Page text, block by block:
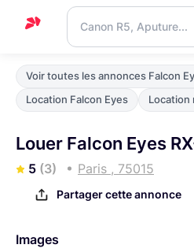
Accueil
Support
contacter
Voir toutes les annonces Falcon
Location Falcon Eyes
Location
Louer Falcon Eyes
5 (3) Paris , 75015
Partager cette annonce
Images